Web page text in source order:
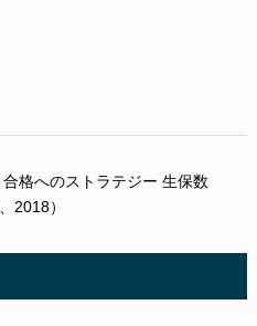
合格へのストラテジー 生保数
2018）